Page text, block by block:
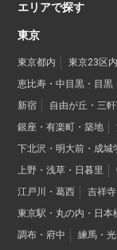
エリアで探す
東京
東京都内 東京23区内
恵比寿・中目黒・目黒
新宿
自由が丘・三
銀座・有楽町・築地
下北沢・明大前・成城
上野・浅草・日暮里
江戸川・葛西
吉祥
東京駅・丸の内・日本
調布・府中
練馬・